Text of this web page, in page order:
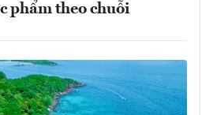
phẩm theo chuỗi